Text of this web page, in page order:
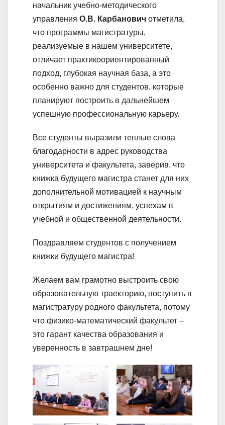
начальник учебно-методического
управления О.В. Карбанович отметила,
что программы магистратуры,
реализуемые в нашем университете,
отличает практикоориентированный
подход, глубокая научная база, а это
особенно важно для студентов, которые
планируют построить в дальнейшем
успешную профессиональную карьеру.
Все студенты выразили теплые слова
благодарности в адрес руководства
университета и факультета, заверив, что
книжка будущего магистра станет для них
дополнительной мотивацией к научным
открытиям и достижениям, успехам в
учебной и общественной деятельности.
Поздравляем студентов с получением
книжки будущего магистра!
Желаем вам грамотно выстроить свою
образовательную траекторию, поступить в
магистратуру родного факультета, потому
что физико-математический факультет –
это гарант качества образования и
уверенность в завтрашнем дне!